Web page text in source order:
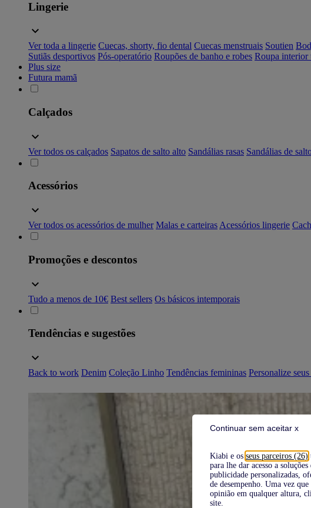
Kiabi e os seus parceiros (26)
para lhe dar acesso a
publicidade personalizadas,
de desempenho. Uma vez
opinião em qualquer altura,
site.
Continuar sem aceitar x
Lingerie
Ver toda a lingerie Cuecas, shorty, fio dental Cuecas menstruais Soutien
Sutiãs desportivos Pós-operatório Roupões de banho e robes Roupa interior
Plus size
Futura mamã
Calçados
Ver todos os calçados Sapatos de salto alto Sandálias rasas Sandálias de
Acessórios
Ver todos os acessórios de mulher Malas e carteiras Acessórios lingerie
Promoções e descontos
Tudo a menos de 10€ Best sellers Os básicos intemporais
Tendências e sugestões
Back to work Denim Coleção Linho Tendências femininas Personalize